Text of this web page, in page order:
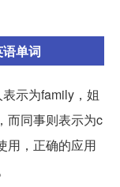
单词
示为family，姐
而同事则表示为c
用，正确的应用